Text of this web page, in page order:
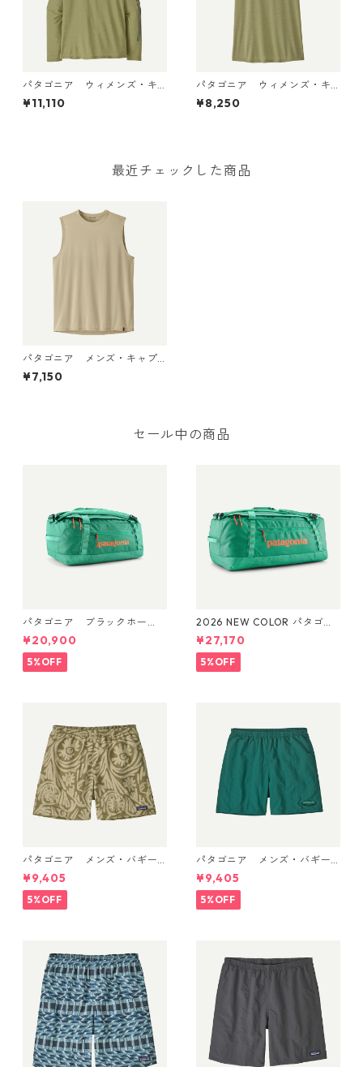
パタゴニア ウィメンズ・キ
ャプリーン・クール・デイリ
ー・フーディ（ハット・トリ
¥11,110
パタゴニア ウィメンズ・キ
ャプリーン・クール・デイリ
ー・シャツ（ハット・トリッ
¥8,250
最近チェックした商品
パタゴニア メンズ・キャプ
リーン・クール・ウルトラ・
タンク (カラー Pumice - Dy
¥7,150
セール中の商品
パタゴニア ブラックホー
ル・ダッフル 40L Aqua Ston
e 49339 日本正規品
¥20,900
5%OFF
2026 NEW COLOR パタゴニ
ア ブラックホール・ダッフ
ル 70L (カラー Aqua Stone)
Patagonia Black Hole® Duff
el 70L 日本正規品 製品番号
¥27,170
5%OFF
パタゴニア メンズ・バギー
ズ・ショーツ ５インチ 5702
2 Earthen: Weathered Ston
e 日本正規品
¥9,405
5%OFF
パタゴニア メンズ・バギー
ズ・ショーツ ５インチ 5702
2 '95 Oval Logo: Gem Green
日本正規品
¥9,405
5%OFF